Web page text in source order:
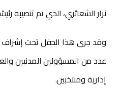
نزار الشعائري، الذي تم تنصيبه
وقد جرى هذا الحفل تحت
عدد من المسؤولين المدنيين
إدارية ومنتخبين.